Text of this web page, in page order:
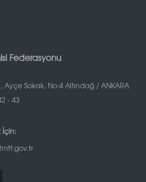
Federasyonu
Ayçe Sokak, No:4 Altındağ / ANKARA
- 43
İçin: